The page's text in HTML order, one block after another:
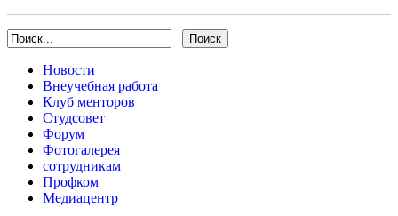
Новости
Внеучебная работа
Клуб менторов
Студсовет
Форум
Фотогалерея
сотрудникам
Профком
Медиацентр